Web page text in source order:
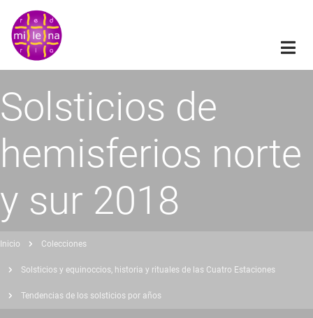
Pasar
contenido
principal
Solsticios de
hemisferios norte
y sur 2018
Inicio Colecciones
Solsticios y equinoccios, historia y rituales de las Cuatro Estaciones
Tendencias de los solsticios por años